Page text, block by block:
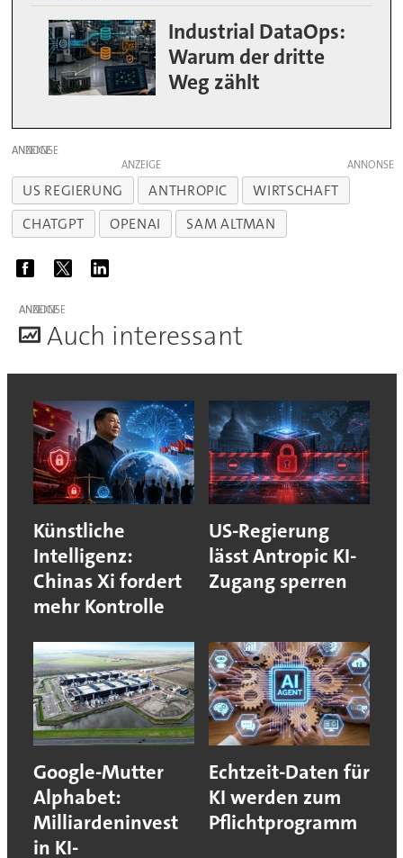
Industrial DataOps:
Warum der dritte
Weg zählt
ANZEIGE
ANZEIGE
US REGIERUNG ANTHROPIC
WIRTSCHAFT
CHATGPT
OPENAI SAM ALTMAN
ANZEIGE
Auch interessant
Künstliche
Intelligenz:
Chinas Xi fordert
mehr Kontrolle
US-Regierung
lässt Antropic KI-
Zugang sperren
Google-Mutter
Alphabet:
Milliardeninvest
in KI-
Echtzeit-Daten für
KI werden zum
Pflichtprogramm